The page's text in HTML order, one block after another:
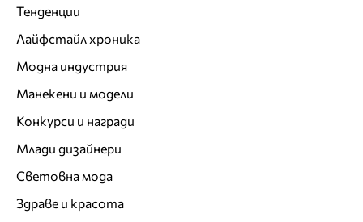
Тенденции
Лайфстайл хроника
Модна индустрия
Манекени и модели
Конкурси и награди
Млади дизайнери
Световна мода
Здраве и красота